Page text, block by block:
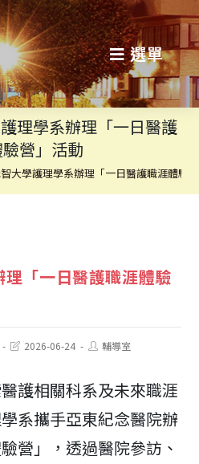
選單
理學系辦理「一日醫護
營」活動
大學護理學系辦理「一日醫護職涯體驗
「一日醫護職涯體驗
Post2026-06-24
Post輔導室
護相關科系及未來職涯
系攜手亞東紀念醫院辦
營」，透過醫院參訪、